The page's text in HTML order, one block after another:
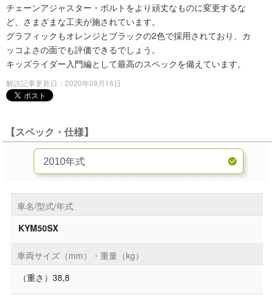
チェーンアジャスター・ボルトをより頑丈なものに変更するな
ど、さまざまな工夫が施されています。
グラフィックもオレンジとブラックの2色で採用されており、カ
ッコよさの面でも評価できるでしょう。
キッズライダー入門編として最高のスペックを備えています。
解説記事更新日：2020年09月16日
【スペック・仕様】
車名/型式/年式
KYM50SX
車両サイズ（mm）・重量（kg）
（重さ）38,8